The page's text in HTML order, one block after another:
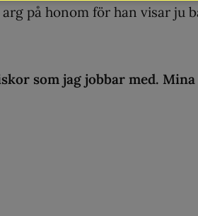
på honom för han visar ju
som jag jobbar med. Mina